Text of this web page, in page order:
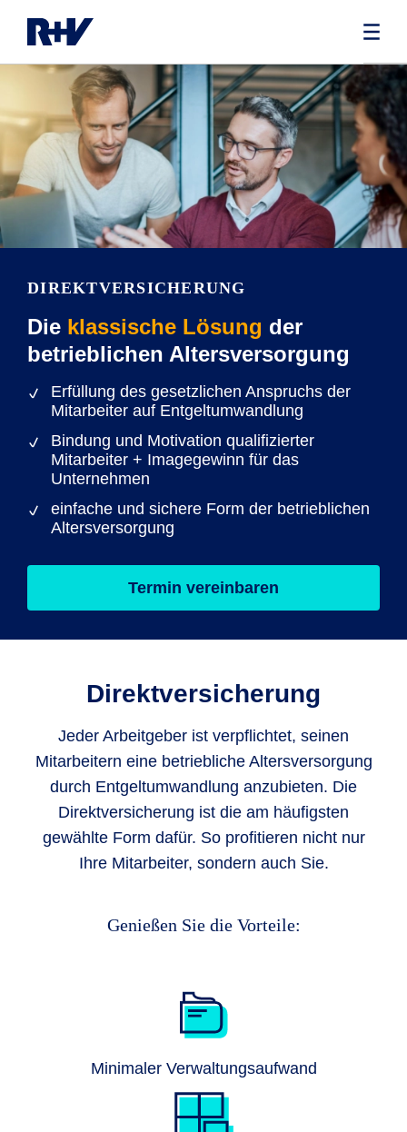
DIREKTVERSICHERUNG
Die klassische Lösung der
betrieblichen Altersversorgung
Erfüllung des gesetzlichen Anspruchs der
Mitarbeiter auf Entgeltumwandlung
Bindung und Motivation qualifizierter
Mitarbeiter + Imagegewinn für das
Unternehmen
einfache und sichere Form der betrieblichen
Altersversorgung
Termin vereinbaren
Direktversicherung
Jeder Arbeitgeber ist verpflichtet, seinen
Mitarbeitern eine betriebliche Altersversorgung
durch Entgeltumwandlung anzubieten. Die
Direktversicherung ist die am häufigsten
gewählte Form dafür. So profitieren nicht nur
Ihre Mitarbeiter, sondern auch Sie.
Genießen Sie die Vorteile:
Minimaler Verwaltungsaufwand